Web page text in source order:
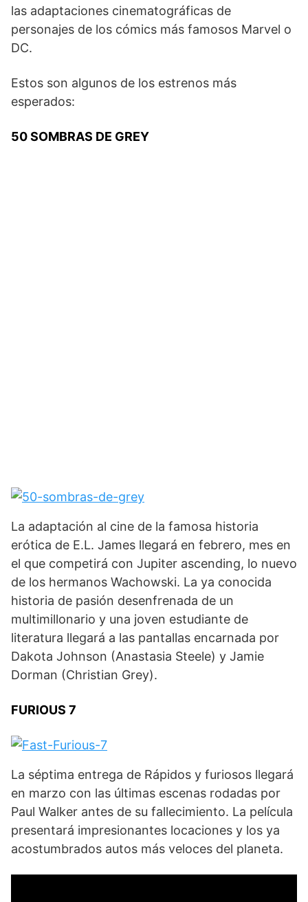
las adaptaciones cinematográficas de
personajes de los cómics más famosos Marvel o
DC.
Estos son algunos de los estrenos más
esperados:
50 SOMBRAS DE GREY
La adaptación al cine de la famosa historia
erótica de E.L. James llegará en febrero, mes en
el que competirá con Jupiter ascending, lo nuevo
de los hermanos Wachowski. La ya conocida
historia de pasión desenfrenada de un
multimillonario y una joven estudiante de
literatura llegará a las pantallas encarnada por
Dakota Johnson (Anastasia Steele) y Jamie
Dorman (Christian Grey).
FURIOUS 7
La séptima entrega de Rápidos y furiosos llegará
en marzo con las últimas escenas rodadas por
Paul Walker antes de su fallecimiento. La película
presentará impresionantes locaciones y los ya
acostumbrados autos más veloces del planeta.